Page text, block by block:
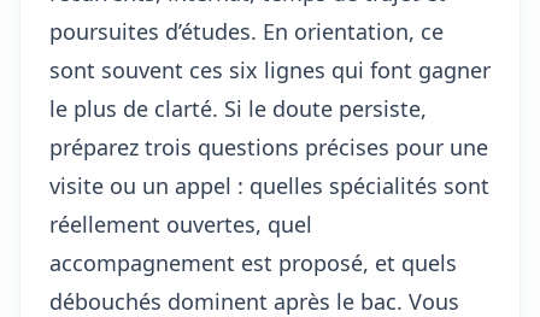
poursuites d’études. En orientation, ce
sont souvent ces six lignes qui font gagner
le plus de clarté. Si le doute persiste,
préparez trois questions précises pour une
visite ou un appel : quelles spécialités sont
réellement ouvertes, quel
accompagnement est proposé, et quels
débouchés dominent après le bac. Vous